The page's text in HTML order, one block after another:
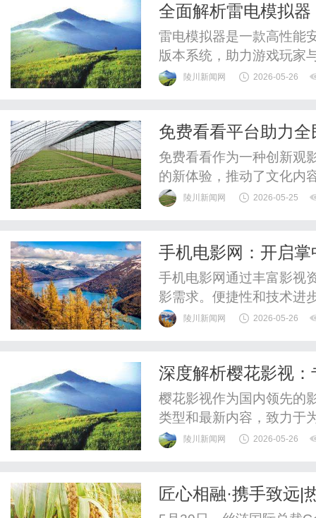
全面解析雷电模拟
雷电模拟器是一款高性能
版本系统，助力游戏玩家
陵川新闻网 2026-05-26
免费看看平台助力
免费看看作为一种创新观
的新体验，推动了文化内
产业健康发展。
陵川新闻网 2026-05-25
手机电影网：开启
手机电影网通过丰富影视
影需求。便捷性和技术进
陵川新闻网 2026-05-26
深度解析樱花影视
樱花影视作为国内领先的
类型和最新内容，致力于
陵川新闻网 2026-05-26
匠心相融·携手致远|